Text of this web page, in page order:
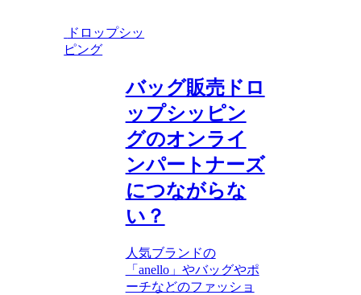
ドロップシッ
ピング
バッグ販売ドロ
ップシッピン
グのオンライ
ンパートナーズ
につながらな
い？
人気ブランドの
「anello」やバッグやポ
ーチなどのファッショ